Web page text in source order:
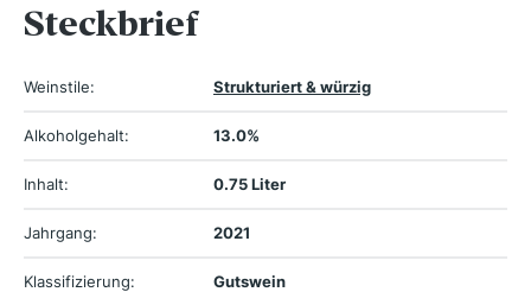
Steckbrief
Weinstile: Strukturiert & würzig
Alkoholgehalt: 13.0%
Inhalt: 0.75 Liter
Jahrgang: 2021
Klassifizierung: Gutswein